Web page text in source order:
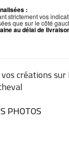
:
strictement vos
que sur le côté
au délai de
créations
PHOTOS